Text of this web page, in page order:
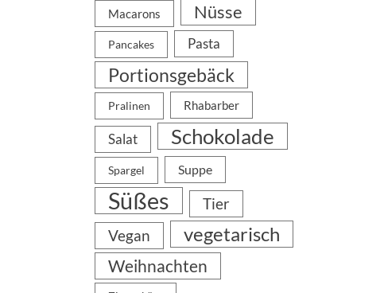
Macarons Nüsse
Pancakes Pasta
Portionsgebäck
Pralinen Rhabarber
Salat Schokolade
Spargel Suppe
Süßes
Tier
Vegan
vegetarisch
Weihnachten